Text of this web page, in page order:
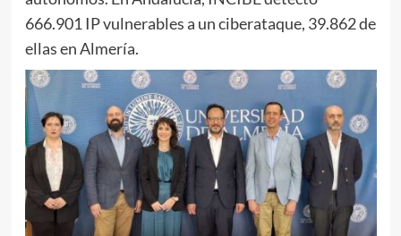
666.901 IP vulnerables a un ciberataque, 39.862 de
ellas en Almería.